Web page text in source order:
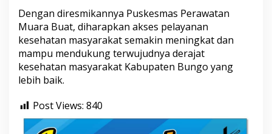
Dengan diresmikannya Puskesmas Perawatan
Muara Buat, diharapkan akses pelayanan
kesehatan masyarakat semakin meningkat dan
mampu mendukung terwujudnya derajat
kesehatan masyarakat Kabupaten Bungo yang
lebih baik.
Post Views: 840